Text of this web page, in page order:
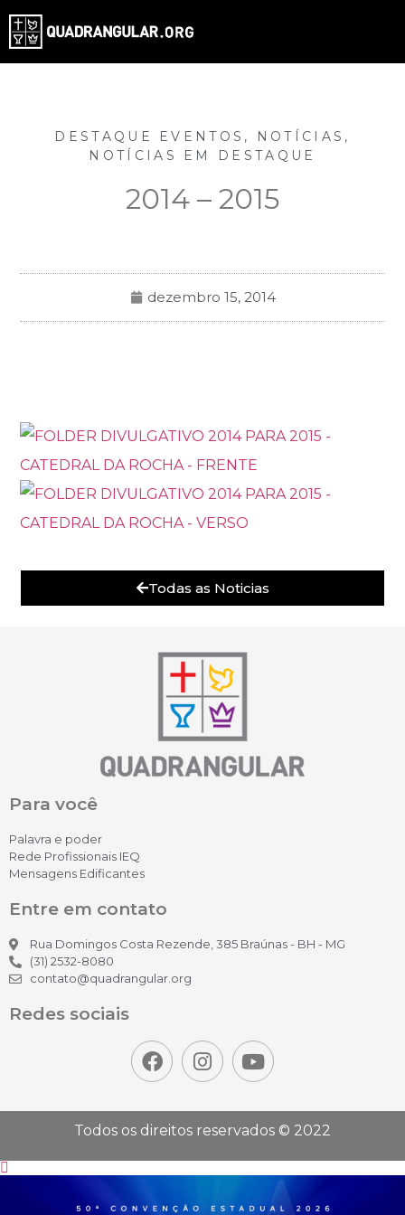
DESTAQUE EVENTOS , NOTÍCIAS ,
NOTÍCIAS EM DESTAQUE
2014 – 2015
dezembro 15, 2014
Todas as Noticias
Para você
Palavra e poder
Rede Profissionais IEQ
Mensagens Edificantes
Entre em contato
Rua Domingos Costa Rezende, 385 Braúnas - BH - MG
(31) 2532-8080
contato@quadrangular.org
Redes sociais
Todos os direitos reservados © 2022